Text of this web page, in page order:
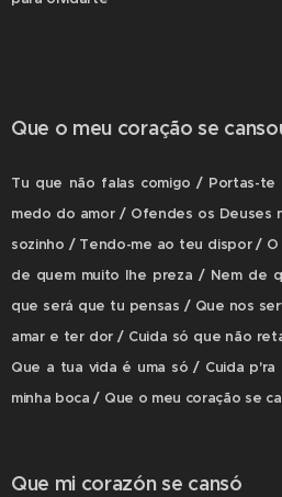
Que o meu coração se
Tu que não falas comigo / Portas-te
medo do amor / Ofendes os Deuses
sozinho / Tendo-me ao teu dispor /
de quem muito lhe preza / Nem de
que será que tu pensas / Que nos
amar e ter dor / Cuida só que não
Que a tua vida é uma só / Cuida
minha boca / Que o meu coração se
Que mi corazón se cansó